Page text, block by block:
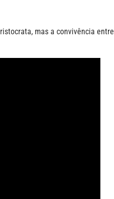
mas a convivência entre